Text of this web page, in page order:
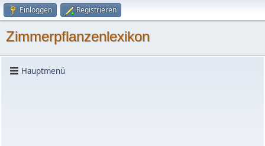
Einloggen Registrieren
Zimmerpflanzenlexikon
Hauptmenü